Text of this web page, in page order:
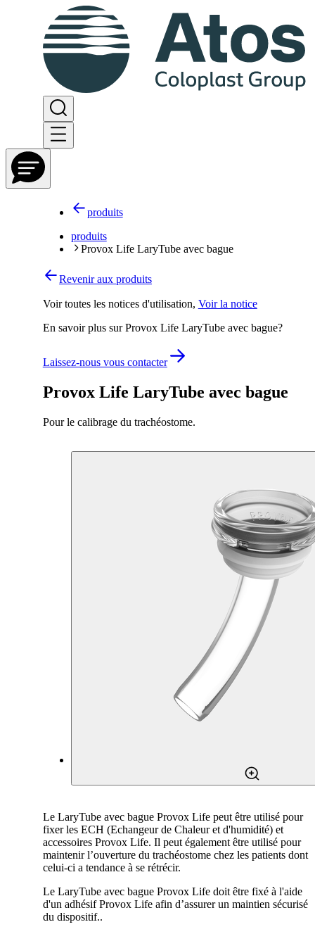
produits
produits
Provox Life LaryTube avec bague
Provox Life LaryTube avec bague
Pour le calibrage du trachéostome.
Revenir aux produits
Le LaryTube avec bague Provox Life peut être utilisé pour
fixer les ECH (Echangeur de Chaleur et d'humidité) et
accessoires Provox Life. Il peut également être utilisé pour
maintenir l’ouverture du trachéostome chez les patients dont
celui-ci a tendance à se rétrécir.
Le LaryTube avec bague Provox Life doit être fixé à l'aide
d'un adhésif Provox Life afin d’assurer un maintien sécurisé
du dispositif..
Voir toutes les notices d'utilisation, Voir la notice
En savoir plus sur Provox Life LaryTube avec bague?
Laissez-nous vous contacter